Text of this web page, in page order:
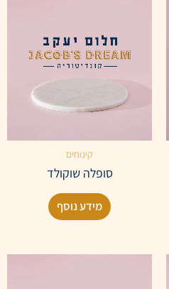
קינוחים
סופלה שוקולד
מידע נוסף